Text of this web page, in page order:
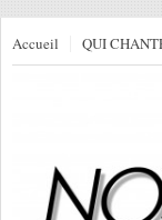
Accueil QUI